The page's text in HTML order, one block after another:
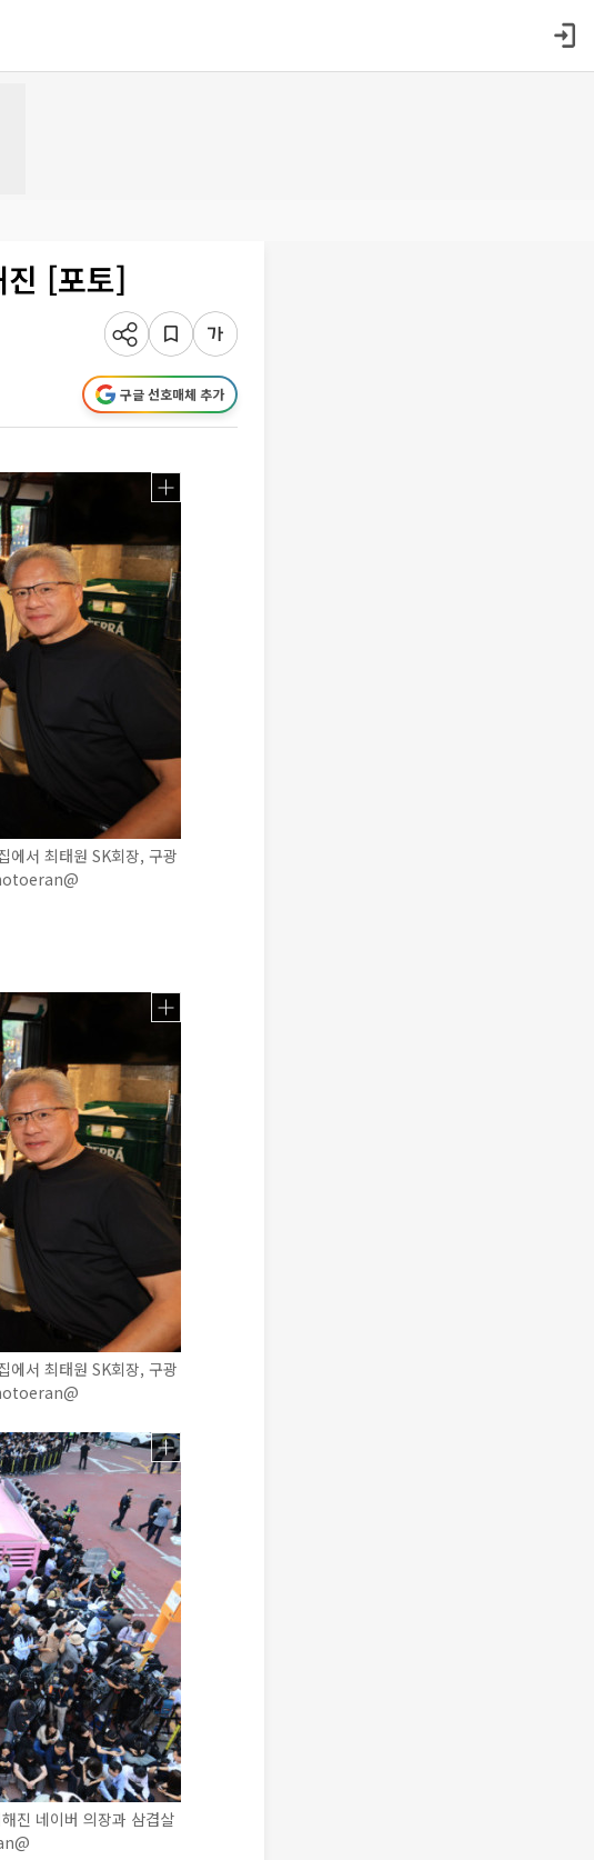
진 [포토]
구글 선호매체 추가
에서 최태원 SK회장, 구광
에서 최태원 SK회장, 구광
진 네이버 의장과 삼겹살